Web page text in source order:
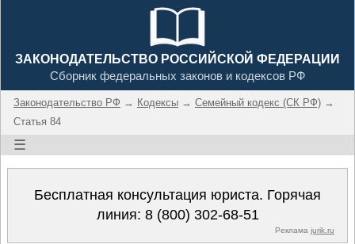
ЗАКОНОДАТЕЛЬСТВО РОССИЙСКОЙ ФЕДЕРАЦИИ
Сборник федеральных законов и кодексов РФ
Законодательство РФ → Кодексы → Семейный кодекс (СК РФ) →
Статья 84
☰
Бесплатная консультация юриста. Горячая
линия: 8 (800) 302-68-51
Реклама jurik.ru